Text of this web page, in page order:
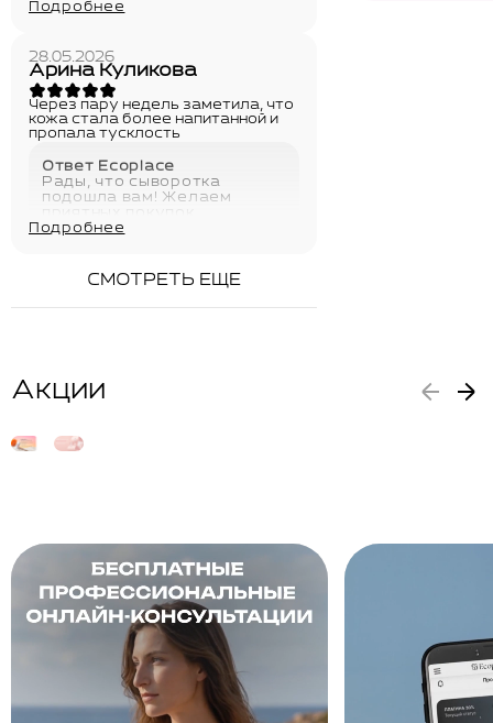
02.06.2026
Подробнее
28.05.2026
Арина Куликова
Через пару недель заметила, что
кожа стала более напитанной и
пропала тусклость
Ответ Ecoplace
Рады, что сыворотка
подошла вам! Желаем
02.06.2026
Подробнее
СМОТРЕТЬ ЕЩЕ
Акции